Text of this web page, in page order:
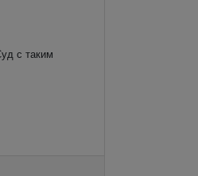
с таким